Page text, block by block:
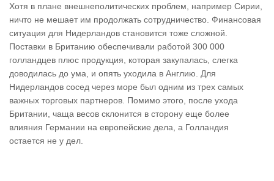
Хотя в плане внешнеполитических проблем, например Сирии,
ничто не мешает им продолжать сотрудничество. Финансовая
ситуация для Нидерландов становится тоже сложной.
Поставки в Британию обеспечивали работой 300 000
голландцев плюс продукция, которая закупалась, слегка
доводилась до ума, и опять уходила в Англию. Для
Нидерландов сосед через море был одним из трех самых
важных торговых партнеров. Помимо этого, после ухода
Британии, чаща весов склонится в сторону еще более
влияния Германии на европейские дела, а Голландия
остается не у дел.